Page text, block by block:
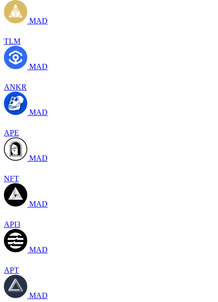
MAD
TLM
MAD
ANKR
MAD
APE
MAD
NFT
MAD
API3
MAD
APT
MAD